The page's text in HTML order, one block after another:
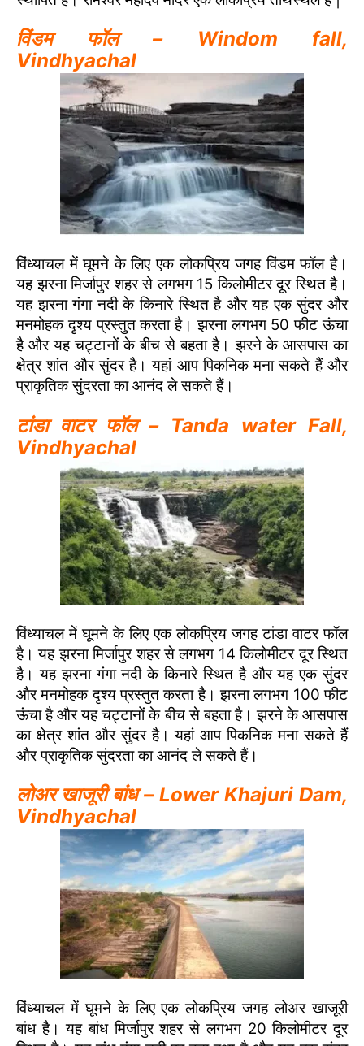
विंडम फॉल – Windom fall,
Vindhyachal
विंध्याचल में घूमने के लिए एक लोकप्रिय जगह विंडम फॉल है।
यह झरना मिर्जापुर शहर से लगभग 15 किलोमीटर दूर स्थित है।
यह झरना गंगा नदी के किनारे स्थित है और यह एक सुंदर और
मनमोहक दृश्य प्रस्तुत करता है। झरना लगभग 50 फीट ऊंचा
है और यह चट्टानों के बीच से बहता है। झरने के आसपास का
क्षेत्र शांत और सुंदर है। यहां आप पिकनिक मना सकते हैं और
प्राकृतिक सुंदरता का आनंद ले सकते हैं।
टांडा वाटर फॉल – Tanda water Fall,
Vindhyachal
विंध्याचल में घूमने के लिए एक लोकप्रिय जगह टांडा वाटर फॉल
है। यह झरना मिर्जापुर शहर से लगभग 14 किलोमीटर दूर स्थित
है। यह झरना गंगा नदी के किनारे स्थित है और यह एक सुंदर
और मनमोहक दृश्य प्रस्तुत करता है। झरना लगभग 100 फीट
ऊंचा है और यह चट्टानों के बीच से बहता है। झरने के आसपास
का क्षेत्र शांत और सुंदर है। यहां आप पिकनिक मना सकते हैं
और प्राकृतिक सुंदरता का आनंद ले सकते हैं।
लोअर खाजूरी बांध – Lower Khajuri Dam,
Vindhyachal
विंध्याचल में घूमने के लिए एक लोकप्रिय जगह लोअर खाजूरी
बांध है। यह बांध मिर्जापुर शहर से लगभग 20 किलोमीटर दूर